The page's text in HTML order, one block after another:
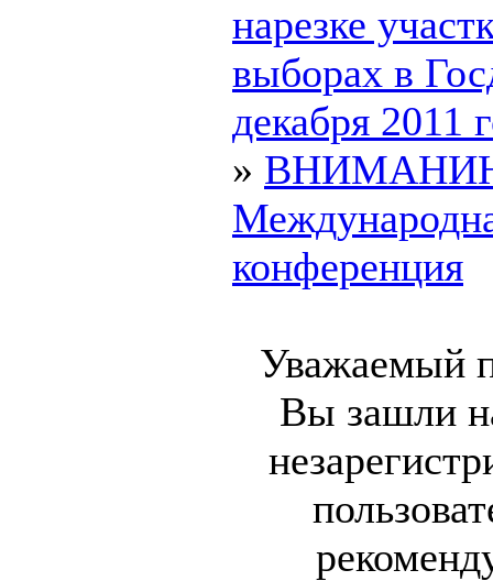
нарезке
выборах в
декабря 2011
»
конференция
Уважаемый
Вы зашли